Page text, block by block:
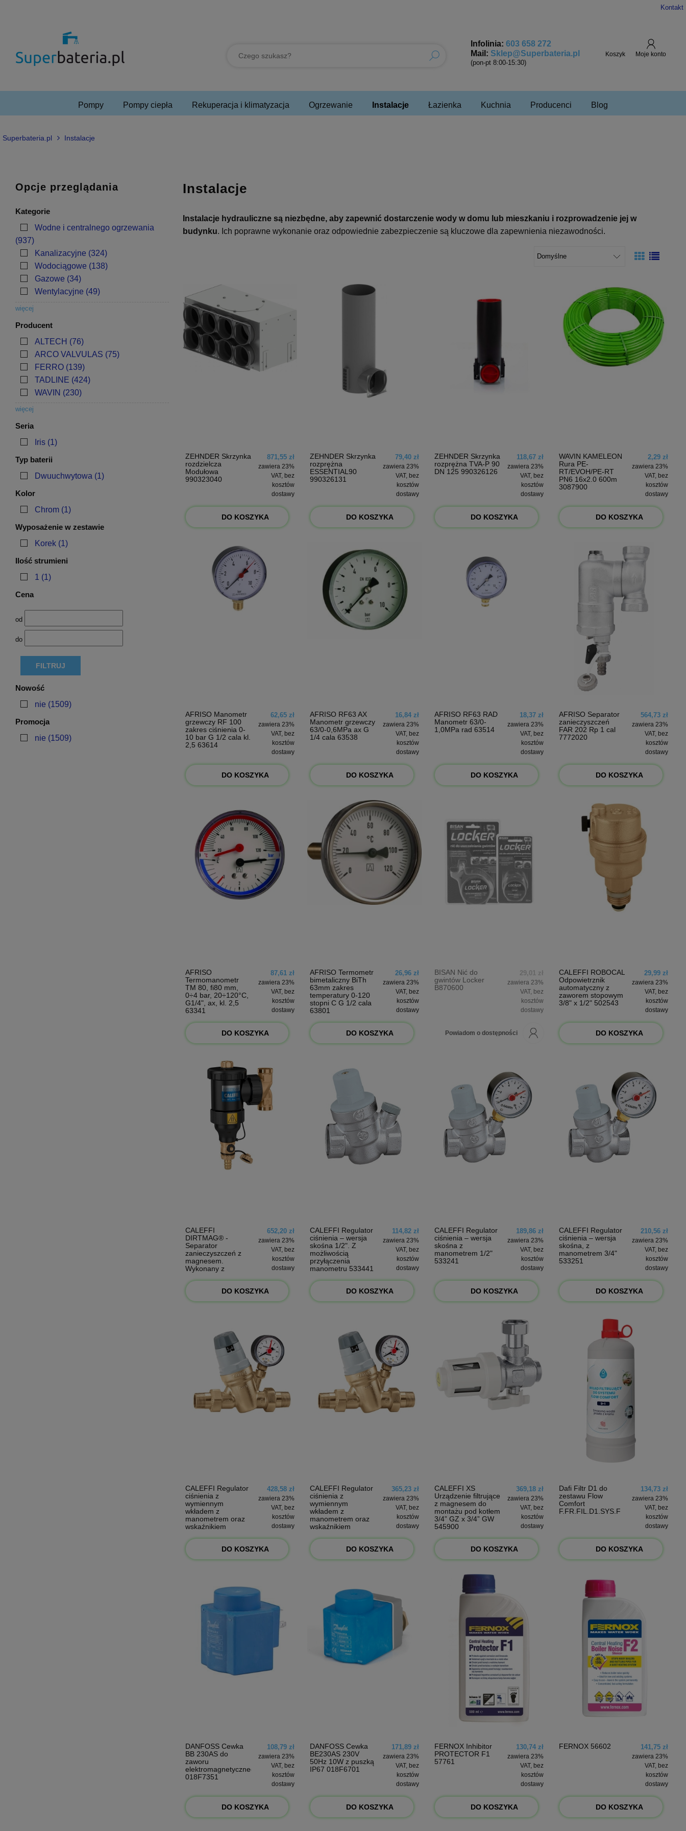
Kontakt
Infolinia: 603 658 272
Mail: Sklep@Superbateria.pl
(pon-pt 8:00-15:30)
Pompy Pompy ciepła Rekuperacja i klimatyzacja Ogrzewanie Instalacje Łazienka Kuchnia Producenci Blog
Superbateria.pl Instalacje
Opcje przeglądania
Kategorie
Wodne i centralnego ogrzewania
(937)
Kanalizacyjne (324)
Wodociągowe (138)
Gazowe (34)
Wentylacyjne (49)
więcej
Producent
ALTECH (76)
ARCO VALVULAS (75)
FERRO (139)
TADLINE (424)
WAVIN (230)
więcej
Seria
Iris (1)
Typ baterii
Dwuuchwytowa (1)
Kolor
Chrom (1)
Wyposażenie w zestawie
Korek (1)
Ilość strumieni
1 (1)
Cena
od
do
FILTRUJ
Nowość
nie (1509)
Promocja
nie (1509)
Instalacje
Instalacje hydrauliczne są niezbędne, aby zapewnić dostarczenie wody w domu lub mieszkaniu i rozprowadzenie jej w
budynku. Ich poprawne wykonanie oraz odpowiednie zabezpieczenie są kluczowe dla zapewnienia niezawodności.
ZEHNDER Skrzynka
rozdzielcza
Modułowa
990323040
871,55 zł
zawiera 23%
VAT, bez
kosztów
dostawy
DO KOSZYKA
ZEHNDER Skrzynka
rozprężna
ESSENTIAL90
990326131
79,40 zł
zawiera 23%
VAT, bez
kosztów
dostawy
DO KOSZYKA
ZEHNDER Skrzynka
rozprężna TVA-P 90
DN 125 990326126
118,67 zł
zawiera 23%
VAT, bez
kosztów
dostawy
DO KOSZYKA
WAVIN KAMELEON
Rura PE-
RT/EVOH/PE-RT
PN6 16x2.0 600m
3087900
2,29 zł
zawiera 23%
VAT, bez
kosztów
dostawy
DO KOSZYKA
AFRISO Manometr
grzewczy RF 100
zakres ciśnienia 0-
10 bar G 1/2 cala kl.
2,5 63614
62,65 zł
zawiera 23%
VAT, bez
kosztów
dostawy
DO KOSZYKA
AFRISO RF63 AX
Manometr grzewczy
63/0-0,6MPa ax G
1/4 cala 63538
16,84 zł
zawiera 23%
VAT, bez
kosztów
dostawy
DO KOSZYKA
AFRISO RF63 RAD
Manometr 63/0-
1,0MPa rad 63514
18,37 zł
zawiera 23%
VAT, bez
kosztów
dostawy
DO KOSZYKA
AFRISO Separator
zanieczyszczeń
FAR 202 Rp 1 cal
7772020
564,73 zł
zawiera 23%
VAT, bez
kosztów
dostawy
DO KOSZYKA
AFRISO
Termomanometr
TM 80, fi80 mm,
0÷4 bar, 20÷120°C,
G1/4", ax, kl. 2,5
63341
87,61 zł
zawiera 23%
VAT, bez
kosztów
dostawy
DO KOSZYKA
AFRISO Termometr
bimetaliczny BiTh
63mm zakres
temperatury 0-120
stopni C G 1/2 cala
63801
26,96 zł
zawiera 23%
VAT, bez
kosztów
dostawy
DO KOSZYKA
BISAN Nić do
gwintów Locker
B870600
29,01 zł
zawiera 23%
VAT, bez
kosztów
dostawy
Powiadom o dostępności
CALEFFI ROBOCAL
Odpowietrznik
automatyczny z
zaworem stopowym
3/8" x 1/2" 502543
29,99 zł
zawiera 23%
VAT, bez
kosztów
dostawy
DO KOSZYKA
CALEFFI
DIRTMAG® -
Separator
zanieczyszczeń z
magnesem.
Wykonany z
545306
652,20 zł
zawiera 23%
VAT, bez
kosztów
dostawy
DO KOSZYKA
CALEFFI Regulator
ciśnienia – wersja
skośna 1/2". Z
możliwością
przyłączenia
manometru 533441
114,82 zł
zawiera 23%
VAT, bez
kosztów
dostawy
DO KOSZYKA
CALEFFI Regulator
ciśnienia – wersja
skośna z
manometrem 1/2"
533241
189,86 zł
zawiera 23%
VAT, bez
kosztów
dostawy
DO KOSZYKA
CALEFFI Regulator
ciśnienia – wersja
skośna, z
manometrem 3/4"
533251
210,56 zł
zawiera 23%
VAT, bez
kosztów
dostawy
DO KOSZYKA
CALEFFI Regulator
ciśnienia z
wymiennym
wkładem z
manometrem oraz
wskaźnikiem
428,58 zł
zawiera 23%
VAT, bez
kosztów
dostawy
DO KOSZYKA
CALEFFI Regulator
ciśnienia z
wymiennym
wkładem z
manometrem oraz
wskaźnikiem
535051
365,23 zł
zawiera 23%
VAT, bez
kosztów
dostawy
DO KOSZYKA
CALEFFI XS
Urządzenie filtrujące
z magnesem do
montażu pod kotłem
3/4” GZ x 3/4” GW
545900
369,18 zł
zawiera 23%
VAT, bez
kosztów
dostawy
DO KOSZYKA
Dafi Filtr D1 do
zestawu Flow
Comfort
F.FR.FIL.D1.SYS.F
134,73 zł
zawiera 23%
VAT, bez
kosztów
dostawy
DO KOSZYKA
DANFOSS Cewka
BB 230AS do
zaworu
elektromagnetycznego
018F7351
108,79 zł
zawiera 23%
VAT, bez
kosztów
dostawy
DO KOSZYKA
DANFOSS Cewka
BE230AS 230V
50Hz 10W z puszką
IP67 018F6701
171,89 zł
zawiera 23%
VAT, bez
kosztów
dostawy
DO KOSZYKA
FERNOX Inhibitor
PROTECTOR F1
57761
130,74 zł
zawiera 23%
VAT, bez
kosztów
dostawy
DO KOSZYKA
FERNOX 56602 141,75 zł
zawiera 23%
VAT, bez
kosztów
dostawy
DO KOSZYKA